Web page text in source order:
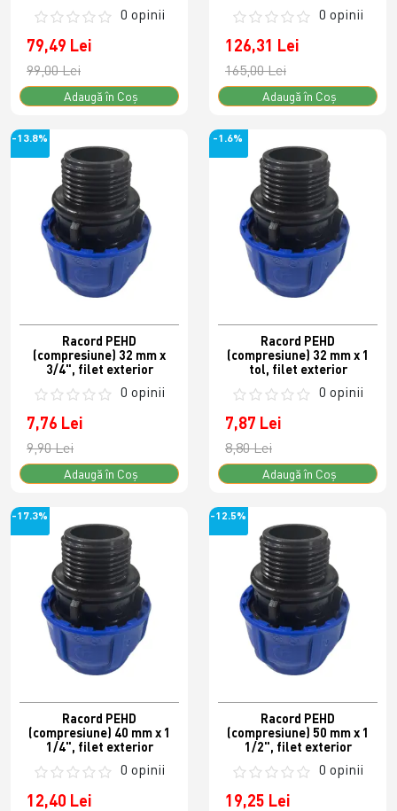
0 opinii
79,49 Lei
99,00 Lei
Adaugă în Coş
0 opinii
126,31 Lei
165,00 Lei
Adaugă în Coş
-13.8%
Racord PEHD
(compresiune) 32 mm x
3/4", filet exterior
0 opinii
7,76 Lei
9,90 Lei
Adaugă în Coş
-1.6%
Racord PEHD
(compresiune) 32 mm x 1
tol, filet exterior
0 opinii
7,87 Lei
8,80 Lei
Adaugă în Coş
-17.3%
Racord PEHD
(compresiune) 40 mm x 1
1/4", filet exterior
0 opinii
12,40 Lei
-12.5%
Racord PEHD
(compresiune) 50 mm x 1
1/2", filet exterior
0 opinii
19,25 Lei